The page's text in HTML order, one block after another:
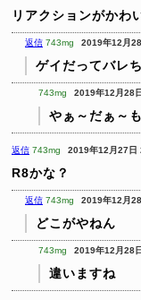
リアクションがかわ
返信 743mg 2019年12月
ゲイだってバレ
743mg 2019年12月28
やぁ～だぁ～
返信 743mg 2019年12月27日
R8かな？
返信 743mg 2019年12月
どこがやねん
743mg 2019年12月28
違いますね